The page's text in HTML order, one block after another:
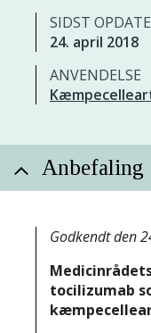
SIDST
24. april 2018
ANVENDELSE
Anbefaling
Godkendt den
tocilizumab